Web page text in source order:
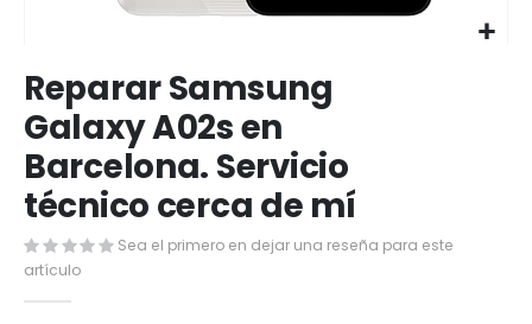
al
comienzo
de
la
galería
de
Reparar Samsung
Galaxy A02s en
Barcelona. Servicio
técnico cerca de mí
Sea el primero en dejar una reseña para este
artículo